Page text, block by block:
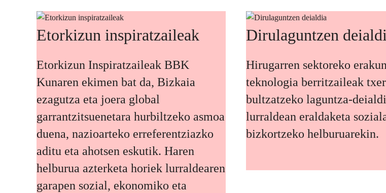
Etorkizun inspiratzaileak
Etorkizun Inspiratzaileak BBK
Kunaren ekimen bat da, Bizkaia
ezagutza eta joera global
garrantzitsuenetara hurbiltzeko asmoa
duena, nazioarteko erreferentziazko
aditu eta ahotsen eskutik. Haren
helburua azterketa horiek lurraldearen
garapen sozial, ekonomiko eta
Dirulaguntzen
Hirugarren sektoreko
teknologia berritzaileak
bultzatzeko laguntza-
lurraldean eraldaketa
bizkortzeko helburuarekin.